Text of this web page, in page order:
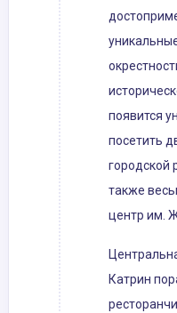
появится
посетить
городской
также
центр им.
Катрин